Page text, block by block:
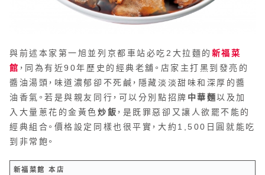
與前述本家第一旭並列京都車站必吃2大拉麵的 新福菜
館 ，同為有近90年歷史的經典老舖。店家主打黑到發亮的
醬油湯頭，味道濃郁卻不死鹹，隱藏淡淡甜味和深厚的醬
油香氣。若是與親友同行，可以分別點招牌 中華麵以及加
入大量蔥花的金黃色炒飯，是既罪惡卻又讓人欲罷不能的
經典組合。價格設定同樣也很平實，大約1,500日圓就能吃
到非常飽。
新福菜館 本店